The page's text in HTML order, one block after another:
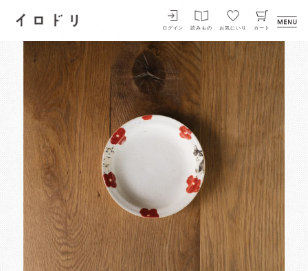
イロドリ
ログイン 読みもの お気にいり カート